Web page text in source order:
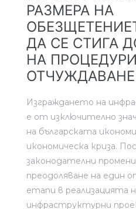
РАЗМЕРА НА
ДА СЕ СТИГА
НА
ОТЧУЖДАВАНЕ
Изграждането на
е от изключително
на българската
икономическа криза.
законодателни
преодоляване на един
етапи в реализацията
инфраструктурни